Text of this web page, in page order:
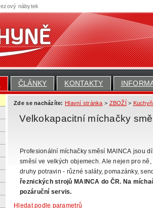
ČLÁNKY KONTAKTY
Zde se nacházíte: Hlavní stránka > ZBOŽÍ >
Velkokapacitní míchačky
Profesionální míchačky směsí MAINCA jsou
směsí ve velkých objemech. Ale nejen pro
druhy potravin - různé saláty, pomazánky,
řeznických strojů MAINCA do ČR. Na
pozáruční servis.
Hledat podle parametrů
nábytek